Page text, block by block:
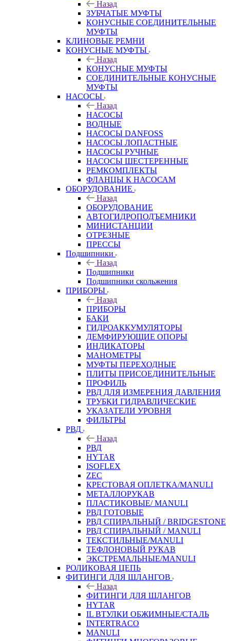
Назад
ЗУБЧАТЫЕ МУФТЫ
КОНУСНЫЕ СОЕДИНИТЕЛЬНЫЕ
МУФТЫ
КЛИНОВЫЕ РЕМНИ
КОНУСНЫЕ МУФТЫ
Назад
КОНУСНЫЕ МУФТЫ
СОЕДИНИТЕЛЬНЫЕ КОНУСНЫЕ
МУФТЫ
НАСОСЫ
Назад
НАСОСЫ
ВОДНЫЕ
НАСОСЫ DANFOSS
НАСОСЫ ЛОПАСТНЫЕ
НАСОСЫ РУЧНЫЕ
НАСОСЫ ШЕСТЕРЕННЫЕ
РЕМКОМПЛЕКТЫ
ФЛАНЦЫ К НАСОСАМ
ОБОРУДОВАНИЕ
Назад
ОБОРУДОВАНИЕ
АВТОГИДРОПОДЪЕМНИКИ
МИНИСТАНЦИИ
ОТРЕЗНЫЕ
ПРЕССЫ
Подшипники
Назад
Подшипники
Подшипники скольжения
ПРИБОРЫ
Назад
ПРИБОРЫ
БАКИ
ГИДРОАККУМУЛЯТОРЫ
ДЕМФИРУЮЩИЕ ОПОРЫ
ИНДИКАТОРЫ
МАНОМЕТРЫ
МУФТЫ ПЕРЕХОДНЫЕ
ПЛИТЫ ПРИСОЕДИНИТЕЛЬНЫЕ
ПРОФИЛЬ
РВД ДЛЯ ИЗМЕРЕНИЯ ДАВЛЕНИЯ
ТРУБКИ ГИДРАВЛИЧЕСКИЕ
УКАЗАТЕЛИ УРОВНЯ
ФИЛЬТРЫ
РВД
Назад
РВД
HYTAR
ISOFLEX
ZEC
КРЕСТОВАЯ ОПЛЕТКА/MANULI
МЕТАЛЛОРУКАВ
ПЛАСТИКОВЫЕ/ MANULI
РВД ГОТОВЫЕ
РВД СПИРАЛЬНЫЙ / BRIDGESTONE
РВД СПИРАЛЬНЫЙ / MANULI
ТЕКСТИЛЬНЫЕ/MANULI
ТЕФЛОНОВЫЙ РУКАВ
ЭКСТРЕМАЛЬНЫЕ/MANULI
РОЛИКОВАЯ ЦЕПЬ
ФИТИНГИ ДЛЯ ШЛАНГОВ
Назад
ФИТИНГИ ДЛЯ ШЛАНГОВ
HYTAR
IL ВТУЛКИ ОБЖИМНЫЕ/СТАЛЬ
INTERTRACO
MANULI